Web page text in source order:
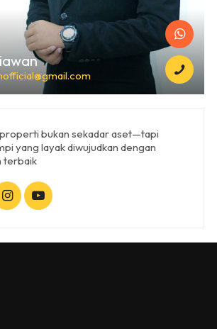
bukan sekadar aset—tapi
yang layak diwujudkan dengan
terbaik